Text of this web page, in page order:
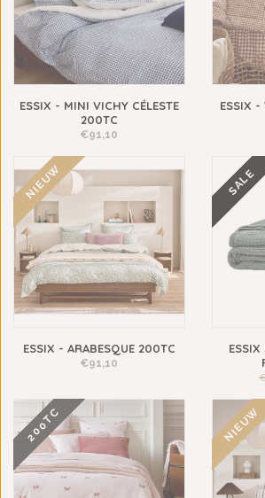
ESSIX - MINI VICHY CÉLESTE
200TC
€91,10
ESSIX -
NIEUW
ESSIX - ARABESQUE 200TC
€91,10
SALE
200TC NIEUW